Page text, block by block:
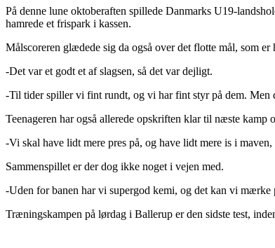
På denne lune oktoberaften spillede Danmarks U19-
hamrede et frispark i kassen.
Målscoreren glædede sig da også over det flotte mål, som er
-Det var et godt et af slagsen, så det var dejligt.
-Til tider spiller vi fint rundt, og vi har fint styr på dem.
Teenageren har også allerede opskriften klar til næste kamp
-Vi skal have lidt mere pres på, og have lidt mere is i
Sammenspillet er der dog ikke noget i vejen med.
-Uden for banen har vi supergod kemi, og det kan vi mærke
Træningskampen på lørdag i Ballerup er den sidste test,